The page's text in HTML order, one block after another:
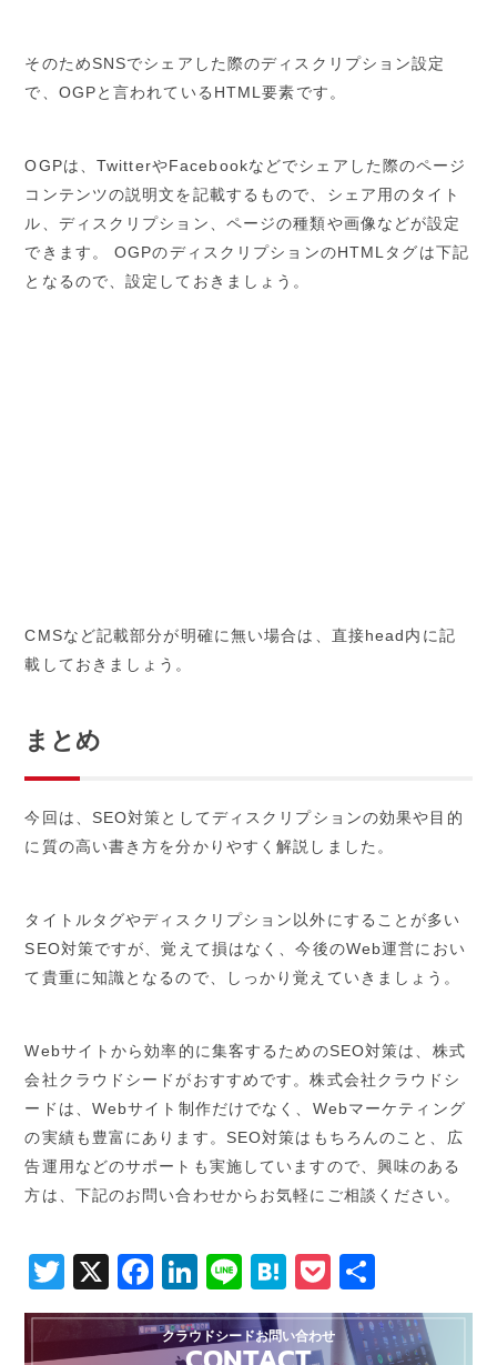
そのためSNSでシェアした際のディスクリプション設定
で、OGPと言われているHTML要素です。
OGPは、TwitterやFacebookなどでシェアした際のページ
コンテンツの説明文を記載するもので、シェア用のタイト
ル、ディスクリプション、ページの種類や画像などが設定
できます。 OGPのディスクリプションのHTMLタグは下記
となるので、設定しておきましょう。
CMSなど記載部分が明確に無い場合は、直接head内に記
載しておきましょう。
まとめ
今回は、SEO対策としてディスクリプションの効果や目的
に質の高い書き方を分かりやすく解説しました。
タイトルタグやディスクリプション以外にすることが多い
SEO対策ですが、覚えて損はなく、今後のWeb運営におい
て貴重に知識となるので、しっかり覚えていきましょう。
Webサイトから効率的に集客するためのSEO対策は、株式
会社クラウドシードがおすすめです。株式会社クラウドシ
ードは、Webサイト制作だけでなく、Webマーケティング
の実績も豊富にあります。SEO対策はもちろんのこと、広
告運用などのサポートも実施していますので、興味のある
方は、下記のお問い合わせからお気軽にご相談ください。
Twitter
X Facebook
LinkedIn
LineHatena
Pocket
有
クラウドシードお問い合わせ